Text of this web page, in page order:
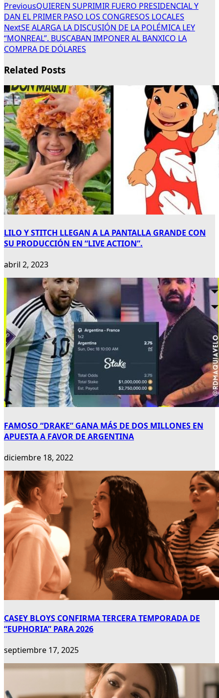
PreviousQUIEREN SUPRIMIR FUERO PRESIDENCIAL Y
DAN EL PRIMER PASO LOS CONGRESOS LOCALES
NextSE ALARGA LA DISCUSIÓN DE LA POLÉMICA LEY
“MONREAL”. BUSCABAN IMPONER AL BANXICO LA
COMPRA DE DÓLARES
Related Posts
LILO Y STITCH LLEGAN A LA PANTALLA GRANDE CON
SU PRODUCCIÓN EN “LIVE ACTION”.
abril 2, 2023
FAMOSO “DRAKE” GANA MÁS DE DOS MILLONES EN
APUESTA A FAVOR DE ARGENTINA
diciembre 18, 2022
CASEY BLOYS CONFIRMA TERCERA TEMPORADA DE
“EUPHORIA” PARA 2026
septiembre 17, 2025